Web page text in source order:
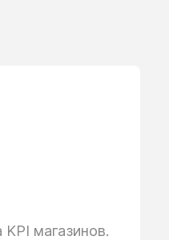
магазинов.